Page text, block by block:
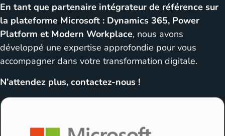
En tant que partenaire intégrateur de référence sur
la plateforme Microsoft : Dynamics 365, Power
Platform et Modern Workplace, nous avons
développé une expertise approfondie pour vous
accompagner dans votre transformation digitale.
N’attendez plus, contactez-nous !